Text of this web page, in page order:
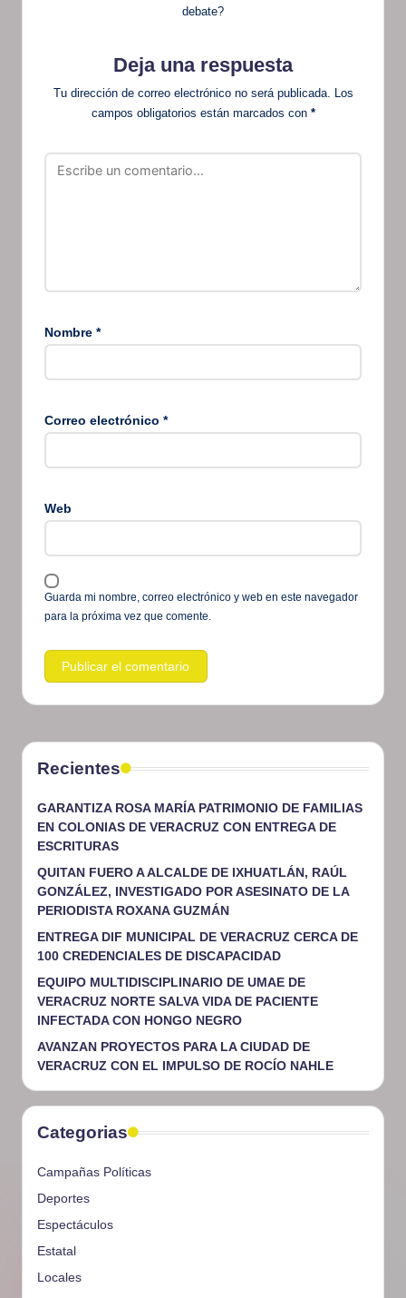
debate?
Deja una respuesta
Tu dirección de correo electrónico no será publicada.
Los
campos obligatorios están marcados con *
Nombre *
Correo electrónico *
Web
Guarda mi nombre, correo electrónico y web en este navegador
para la próxima vez que comente.
Recientes
GARANTIZA ROSA MARÍA PATRIMONIO DE FAMILIAS
EN COLONIAS DE VERACRUZ CON ENTREGA DE
ESCRITURAS
QUITAN FUERO A ALCALDE DE IXHUATLÁN, RAÚL
GONZÁLEZ, INVESTIGADO POR ASESINATO DE LA
PERIODISTA ROXANA GUZMÁN
ENTREGA DIF MUNICIPAL DE VERACRUZ CERCA DE
100 CREDENCIALES DE DISCAPACIDAD
EQUIPO MULTIDISCIPLINARIO DE UMAE DE
VERACRUZ NORTE SALVA VIDA DE PACIENTE
INFECTADA CON HONGO NEGRO
AVANZAN PROYECTOS PARA LA CIUDAD DE
VERACRUZ CON EL IMPULSO DE ROCÍO NAHLE
Categorias
Campañas Políticas
Deportes
Espectáculos
Estatal
Locales